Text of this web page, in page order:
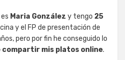
Maria González y tengo 25
y el FP de presentación de
pero por fin he conseguido lo
compartir mis platos online.